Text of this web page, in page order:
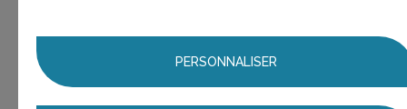
10k(1 slogan)
fatigué(1 slogan)
PERSONNALISER